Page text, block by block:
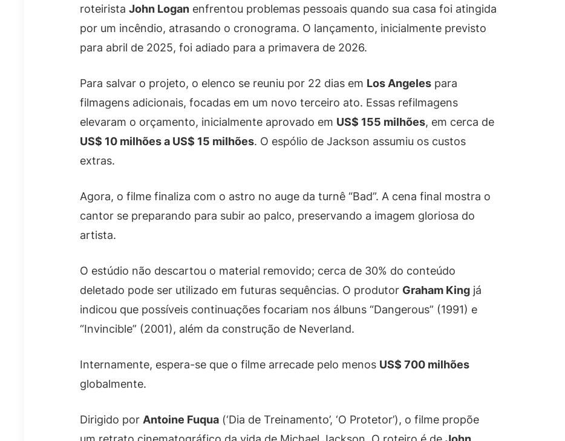
roteirista John Logan enfrentou problemas pessoais quando sua casa foi atingida
por um incêndio, atrasando o cronograma. O lançamento, inicialmente previsto
para abril de 2025, foi adiado para a primavera de 2026.
Para salvar o projeto, o elenco se reuniu por 22 dias em Los Angeles para
filmagens adicionais, focadas em um novo terceiro ato. Essas refilmagens
elevaram o orçamento, inicialmente aprovado em US$ 155 milhões, em cerca de
US$ 10 milhões a US$ 15 milhões. O espólio de Jackson assumiu os custos
extras.
Agora, o filme finaliza com o astro no auge da turnê “Bad”. A cena final mostra o
cantor se preparando para subir ao palco, preservando a imagem gloriosa do
artista.
O estúdio não descartou o material removido; cerca de 30% do conteúdo
deletado pode ser utilizado em futuras sequências. O produtor Graham King já
indicou que possíveis continuações focariam nos álbuns “Dangerous” (1991) e
“Invincible” (2001), além da construção de Neverland.
Internamente, espera-se que o filme arrecade pelo menos US$ 700 milhões
globalmente.
Dirigido por Antoine Fuqua (‘Dia de Treinamento’, ‘O Protetor’), o filme propõe